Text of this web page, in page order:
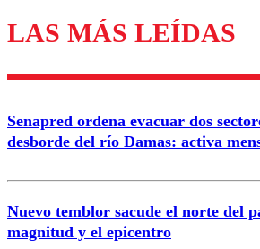
Los comentarios son moderados
diálogo respetuoso.
Correo
LAS MÁS LEÍDAS
Senapred ordena evacuar dos
desborde del río Damas: activa
Nuevo temblor sacude el norte del
magnitud y el epicentro